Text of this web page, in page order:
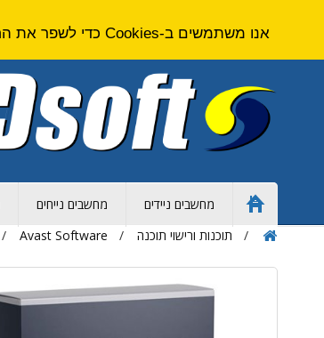
Home
Page
מחשבים ניידים מחשבים נייחים
תוכנות ורישוי תוכנה
Avast Software
אנו משתמשים ב-Cookies כדי לשפר את החוויה שלכם באתר. על ידי גלישה באתר זה אתם מסכימים ל